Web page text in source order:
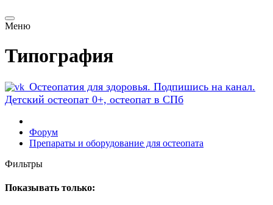
Меню
Типография
Остеопатия для здоровья. Подпишись на канал.
Детский остеопат 0+, остеопат в СПб
Форум
Препараты и оборудование для остеопата
Фильтры
Показывать только: